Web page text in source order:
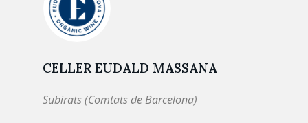
CELLER EUDALD MASSANA
Subirats (Comtats de Barcelona)